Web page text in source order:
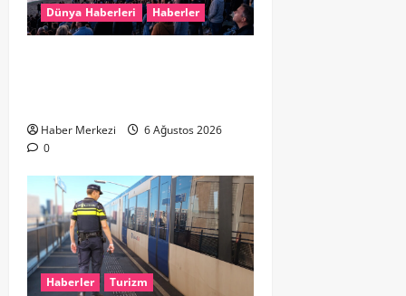
Dünya Haberleri Haberler
Haber Merkezi
6 Ağustos 2026
0
Haberler Turizm